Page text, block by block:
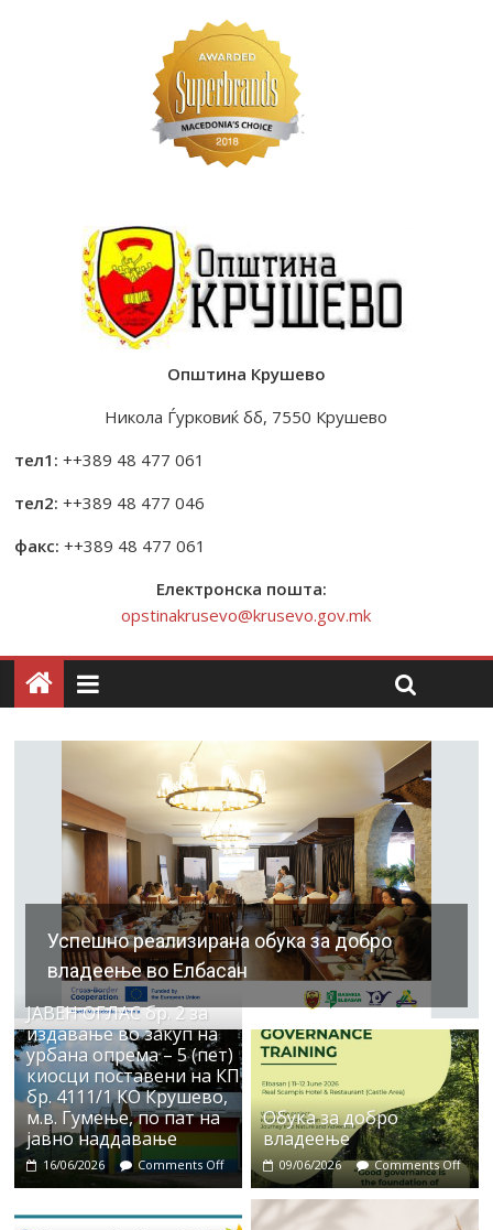
Општина Крушево
Никола Ѓурковиќ бб, 7550 Крушево
тел1: ++389 48 477 061
тел2: ++389 48 477 046
факс: ++389 48 477 061
Електронска пошта:
opstinakrusevo@krusevo.gov.mk
Успешно реализирана обука за добро
владеење во Елбасан
ЈАВЕН ОГЛАС бр. 2 за
издавање во закуп на
урбана опрема – 5 (пет)
киосци поставени на КП
бр. 4111/1 КО Крушево,
м.в. Гумење, по пат на
јавно наддавање
16/06/2026 Comments Off
Обука за добро
владеење
09/06/2026 Comments Off